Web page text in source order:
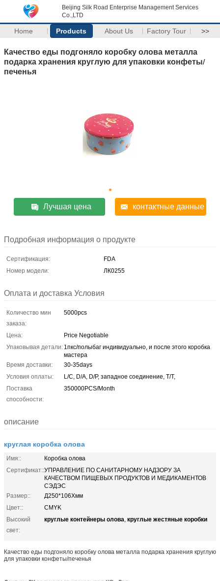
Beijing Silk Road Enterprise Management Services
Co.,LTD
Home Products About Us Factory Tour >>
Качество еды подгоняло коробку олова металла
подарка хранения круглую для упаковки конфеты/
печенья
Лучшая цена контактные данные
Подробная информация о продукте
Сертификация:
FDA
Номер модели:
ЛК0255
Оплата и доставка Условия
Количество мин
заказа:
5000pcs
Цена:
Price Negotiable
Упаковывая детали: 1пкс/полыбаг индивидуально, и после этого коробка
мастера
Время доставки:
30-35days
Условия оплаты:
L/C, D/A, D/P, западное соединение, T/T,
Поставка
способности:
350000PCS/Month
описание
круглая коробка олова
Имя::
Коробка олова
Сертификат::УПРАВЛЕНИЕ ПО САНИТАРНОМУ НАДЗОРУ ЗА
КАЧЕСТВОМ ПИЩЕВЫХ ПРОДУКТОВ И МЕДИКАМЕНТОВ
СЭДЭС
Размер::
Д250*106Хмм
Цвет::
CMYK
Высокий
свет:
круглые контейнеры олова, круглые жестяные коробки
Качество еды подгоняло коробку олова металла подарка хранения круглую
для упаковки конфеты/печенья